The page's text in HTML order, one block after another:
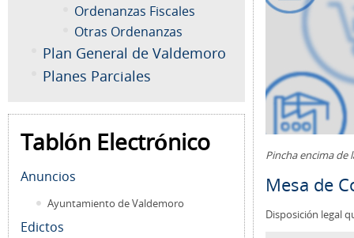
Ordenanzas Fiscales
Otras Ordenanzas
Plan General de Valdemoro
Planes Parciales
Tablón Electrónico
Anuncios
Ayuntamiento de Valdemoro
Edictos
Pincha encima de
Mesa de
Disposición legal